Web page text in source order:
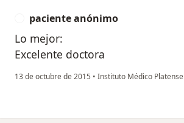
paciente anónimo
Lo mejor:
Excelente doctora
13 de octubre de 2015 • Instituto Médico Platense